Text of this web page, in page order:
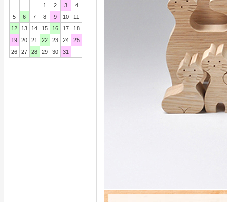
1
2 3
4
5
6 7 8 9 10
11
12
13 14 15 16 17
18
19
20 21 22 23 24
25
26
27 28 29 30 31